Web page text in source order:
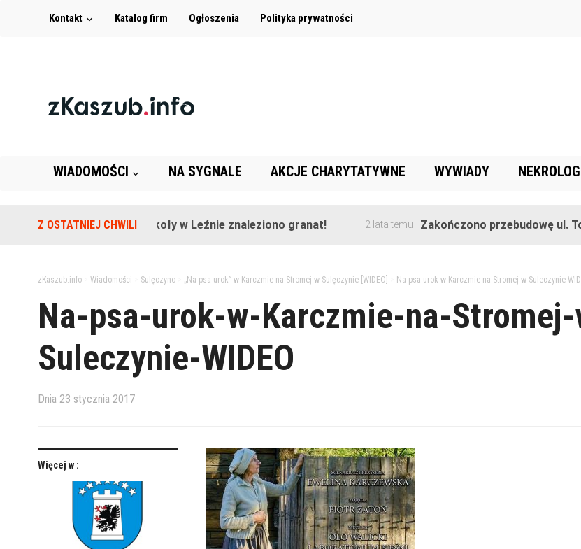
Kontakt Katalog firm Ogłoszenia Polityka prywatności
WIADOMOŚCI NA SYGNALE AKCJE CHARYTATYWNE WYWIADY
Z OSTATNIEJ CHWILI
Na terenie szkoły w Leźnie znaleziono granat! 2 lata temu Zakończono przebudowę ul.
zKaszub.info> Wiadomości Sulęczyno> „Na psa urok” w Karczmie na Stromej w Sulęczynie [WIDEO] Na-psa-urok-w-Karczmie-na-Stromej-w-Suleczynie-
Na-psa-urok-w-Karczmie-na-
Suleczynie-WIDEO
Dnia 23 stycznia 2017
Więcej w :